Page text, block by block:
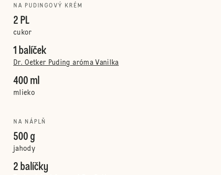
NA PUDINGOVÝ KRÉM
2 PL
cukor
1 balíček
Dr. Oetker Puding aróma Vanilka
400 ml
mlieko
NA NÁPLŇ
500 g
jahody
2 balíčky